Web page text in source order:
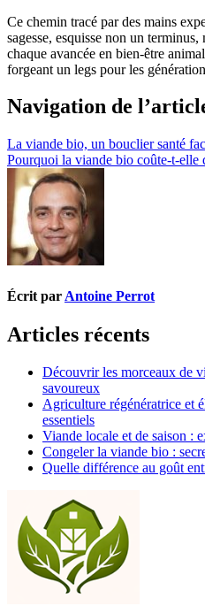
Ce chemin tracé par des mains
sagesse, esquisse non un
chaque avancée en bien-être
forgeant un legs pour les
Navigation de
La viande bio, un bouclier santé
Pourquoi la viande bio coûte-t-elle
Écrit par Antoine Perrot
Articles récents
Découvrir les morceaux de
savoureux
Agriculture régénératrice et
essentiels
Viande locale et de saison :
Congeler la viande bio :
Quelle différence au goût